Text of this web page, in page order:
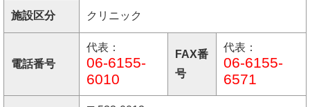
施設区分 クリニック
電話番号
代表：
06-6155-
6010
FAX番
号
代表：
06-6155-
6571